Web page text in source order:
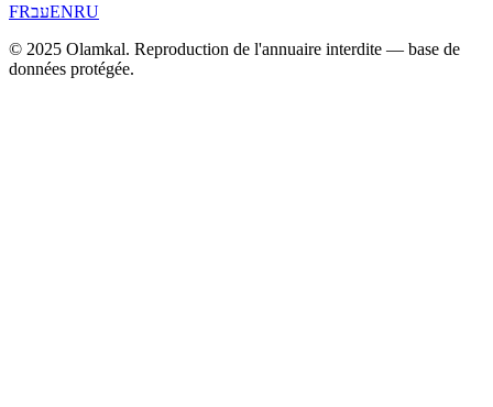
FRעבENRU
© 2025 Olamkal. Reproduction de l'annuaire interdite — base de
données protégée.